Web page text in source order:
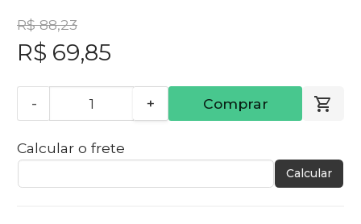
R$ 88,23
R$ 69,85
- + Comprar
Calcular o frete
Calcular